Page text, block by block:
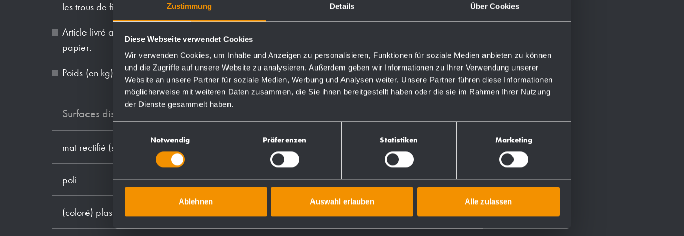
Zustimmung Details Über Cookies
Diese Webseite verwendet Cookies
Wir verwenden Cookies, um Inhalte und Anzeigen zu personalisieren, Funktionen für soziale Medien anbieten zu können
und die Zugriffe auf unsere Website zu analysieren. Außerdem geben wir Informationen zu Ihrer Verwendung unserer
Website an unsere Partner für soziale Medien, Werbung und Analysen weiter. Unsere Partner führen diese Informationen
möglicherweise mit weiteren Daten zusammen, die Sie ihnen bereitgestellt haben oder die sie im Rahmen Ihrer Nutzung
der Dienste gesammelt haben.
Notwendig Präferenzen Statistiken Marketing
Ablehnen Auswahl erlauben Alle zulassen
les trous de fixation des parois latérales.
Article livré avec matériel de fixation et un paquet de serviettes en
papier.
Poids (en kg): 4.3
Surfaces disponibles
mat rectifié (standard)
poli 731613
(coloré) plastifié